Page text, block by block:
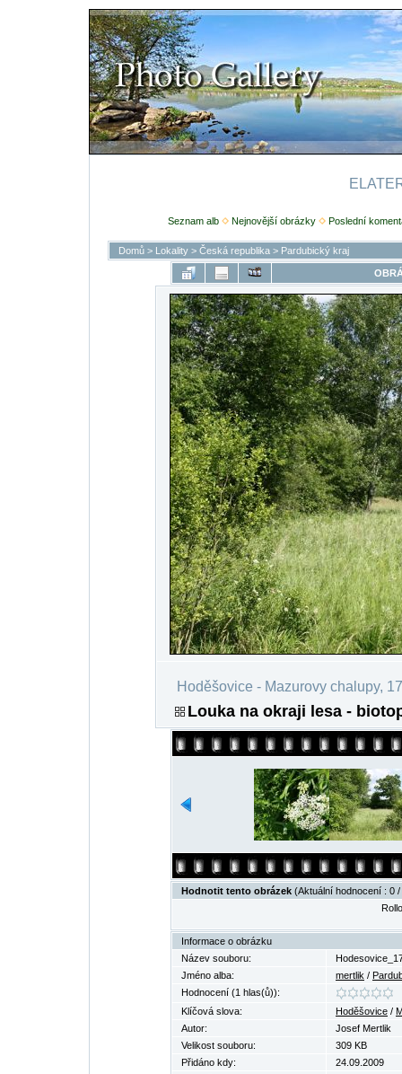
Seznam alb Nejnovější obrázky Poslední
Domů> Lokality> Česká republika> Pardubický kraj
Hoděšovice - Mazurovy chalupy,
Louka na okraji lesa -
Hodnotit tento obrázek (Aktuální hodnocení : 0
Informace o obrázku
Název souboru:
Jméno alba:
mertlik /
Hodnocení (1 hlas(ů)):
Klíčová slova:
Hoděšovice /
Autor:
Josef Mertlik
Velikost souboru:
309 KB
Přidáno kdy:
24.09.2009